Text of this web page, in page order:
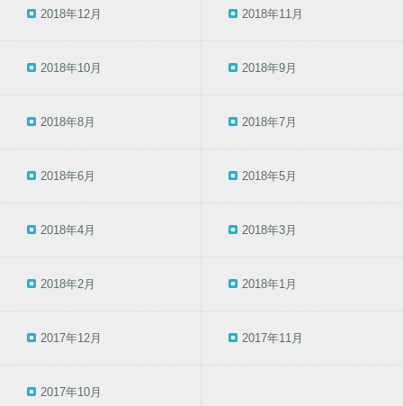
2018年12月 2018年11月
2018年10月 2018年9月
2018年8月 2018年7月
2018年6月 2018年5月
2018年4月 2018年3月
2018年2月 2018年1月
2017年12月 2017年11月
2017年10月